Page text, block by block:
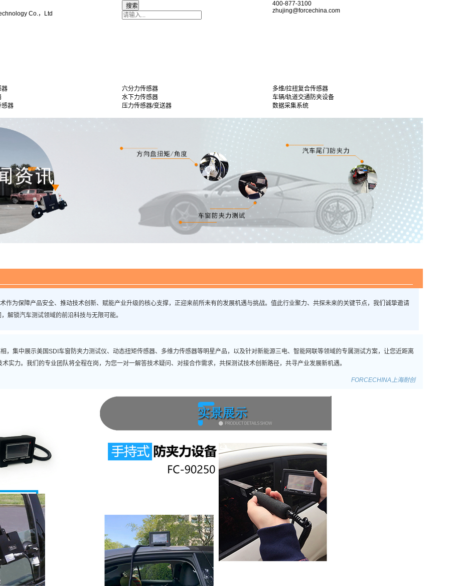
Co.，Ltd
400-877-3100
zhujing@forcechina.com
器 六分力传感器
多维/拉扭复合传感器
水下力传感器
车辆/轨道交通防夹设备
感器 压力传感器/变送器
数据采集系统
作为保障产品安全、推动技术创新、赋能产业升级的核心支撑，正迎来前所未有的发展机遇与挑战。值此行业聚力、共探未来的关键节点，我们诚挚邀请
解锁汽车测试领域的前沿科技与无限可能。
，集中展示美国SDI车窗防夹力测试仪、 动态扭矩传感器、多维力传感器等明星产品，以及针对新能源三电、智能网联等领域的专属测试方案，让您近距离
实力。我们的专业团队将全程在岗，为您一对一解答技术疑问、对接合作需求，共探测试技术创新路径，共寻产业发展新机遇。
FORCECHINA上海耐创